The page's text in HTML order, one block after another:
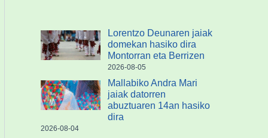
Lorentzo Deunaren jaiak
domekan hasiko dira
Montorran eta Berrizen
2026-08-05
Mallabiko Andra Mari
jaiak datorren
abuztuaren 14an hasiko
dira
2026-08-04